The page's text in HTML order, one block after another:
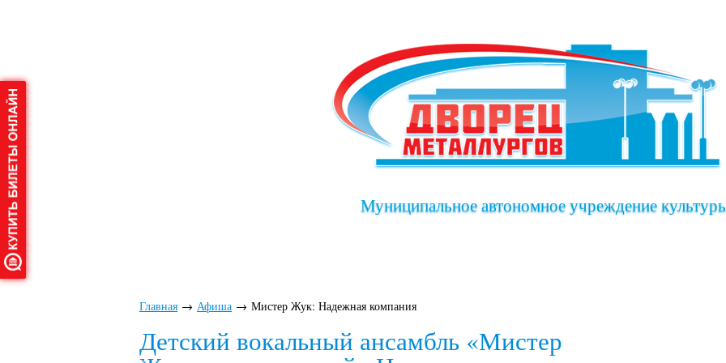
Муниципальное автономное учреждение
Главная → Афиша → Мистер Жук: Надежная компания
Детский вокальный ансамбль «Мистер